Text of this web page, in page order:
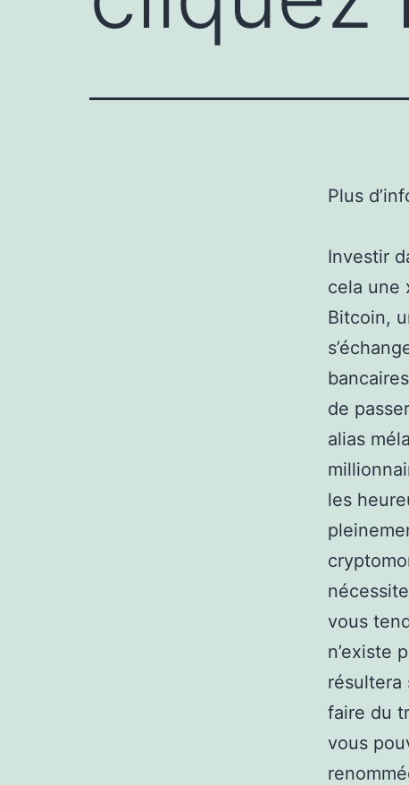
Plus
Investir
cela une
Bitcoin,
de
alias
les
vous
n’existe
résultera
faire du
vous